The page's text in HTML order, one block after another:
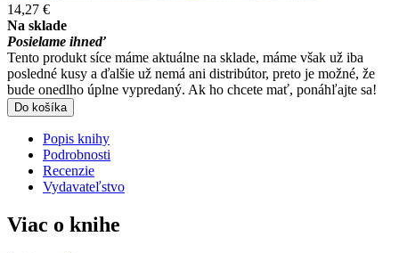
14,27 €
Na sklade
Posielame ihneď
Tento produkt síce máme aktuálne na sklade, máme však už iba
posledné kusy a ďalšie už nemá ani distribútor, preto je možné, že
bude onedlho úplne vypredaný. Ak ho chcete mať, ponáhľajte sa!
Do košíka
Popis knihy
Podrobnosti
Recenzie
Vydavateľstvo
Viac o knihe